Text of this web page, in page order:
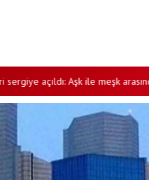
Aşk ile meşk arasında bir